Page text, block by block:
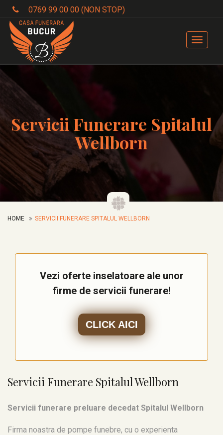
0769 99 00 00 (NON STOP)
Toggle
Servicii Funerare Spitalul
Wellborn
HOME SERVICII FUNERARE SPITALUL WELLBORN
Vezi oferte inselatoare ale unor
firme de servicii funerare!
CLICK AICI
Servicii Funerare Spitalul Wellborn
Servicii funerare preluare decedat Spitalul Wellborn
Firma noastra de pompe funebre, cu o experienta